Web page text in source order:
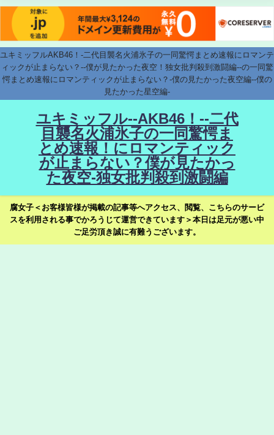
ユキミッフルAKB46！-二代目襲名火浦氷子の一同驚愕まとめ速報にロマンテ
ィックが止まらない？--僕が見たかった夜空！独女批判殺到激闘編--の一同驚
愕まとめ速報にロマンティックが止まらない？-僕の見たかった夜空編--僕の
見たかった星空編-
ユキミッフル--AKB46！--二代
目襲名火浦氷子の一同驚愕ま
とめ速報！にロマンティック
が止まらない？僕が見たかっ
た夜空-独女批判殺到激闘編
腐女子＜お客様皆様が掲載の記事等へアクセス、閲覧、こちらのサービ
スを利用される事でかろうじて運営できています＞本日は足元が悪い中
ご足労頂き誠に有難うございます。